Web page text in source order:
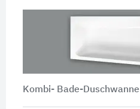
Kombi- Bade-Duschwanne